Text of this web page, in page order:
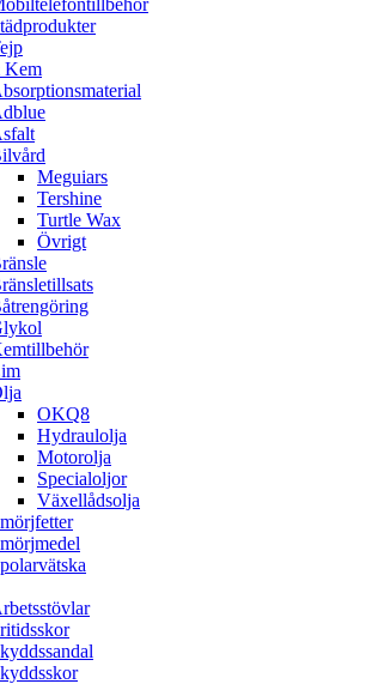
Meguiars
Tershine
Turtle Wax
Övrigt
OKQ8
Hydraulolja
Motorolja
Specialoljor
Växellådsolja